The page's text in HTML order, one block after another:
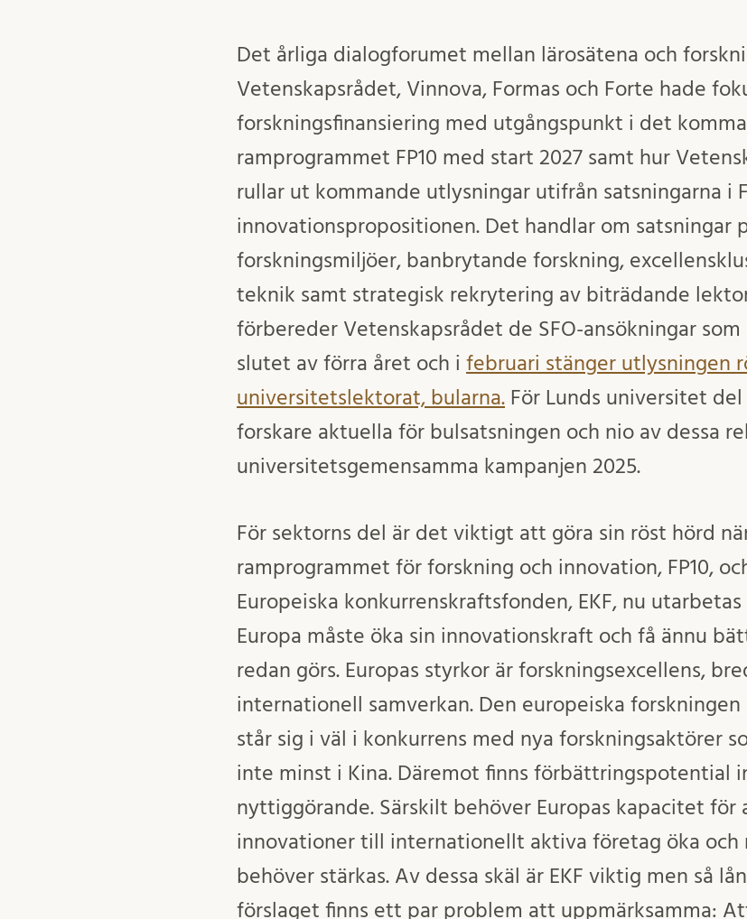
Det årliga dialogforumet mellan lärosätena och
Vetenskapsrådet, Vinnova, Formas och Forte hade
forskningsfinansiering med utgångspunkt i det
ramprogrammet FP10 med start 2027 samt hur
rullar ut kommande utlysningar utifrån satsningarna i
innovationspropositionen. Det handlar om satsningar
forskningsmiljöer, banbrytande forskning,
teknik samt strategisk rekrytering av biträdande
förbereder Vetenskapsrådet de SFO-ansökningar
slutet av förra året och i februari stänger utlysningen
universitetslektorat, bularna. För Lunds universitet
forskare aktuella för bulsatsningen och nio av dessa
universitetsgemensamma kampanjen 2025.
För sektorns del är det viktigt att göra sin röst hörd
ramprogrammet för forskning och innovation, FP10,
Europeiska konkurrenskraftsfonden, EKF, nu utarbetas
Europa måste öka sin innovationskraft och få ännu
redan görs. Europas styrkor är forskningsexcellens,
internationell samverkan. Den europeiska
står sig i väl i konkurrens med nya forskningsaktörer
inte minst i Kina. Däremot finns förbättringspotential
nyttiggörande. Särskilt behöver Europas kapacitet för
innovationer till internationellt aktiva företag öka och
behöver stärkas. Av dessa skäl är EKF viktig men så
förslaget finns ett par problem att uppmärksamma: